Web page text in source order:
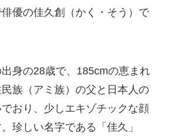
優の佳久創（かく・そう）で
身の28歳で、185cmの恵まれ
族（アミ族）の父と日本人の
おり、少しエキゾチックな顔
珍しい名字である「佳久」